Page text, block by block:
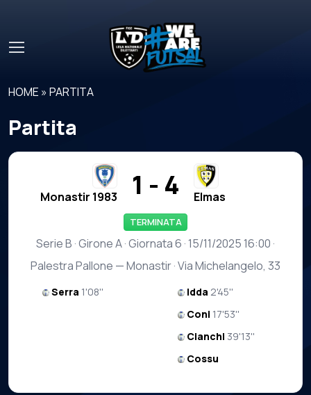
HOME »PARTITA
Partita
Monastir 1983 1 - 4 Elmas
TERMINATA
Serie B · Girone A · Giornata 6 · 15/11/2025 16:00 ·
Palestra Pallone — Monastir · Via Michelangelo, 33
Serra 1'08'' Idda 2'45''
Coni 17'53''
Cianchi 39'13''
Cossu